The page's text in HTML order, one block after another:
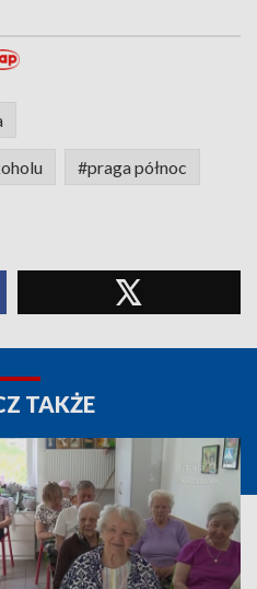
#praga północ
TAKŻE